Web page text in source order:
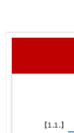
1.1.